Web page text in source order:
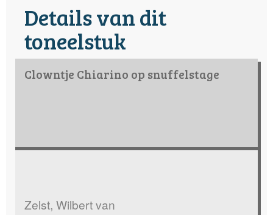
Details van dit
toneelstuk
Clowntje Chiarino op snuffelstage
Zelst, Wilbert van